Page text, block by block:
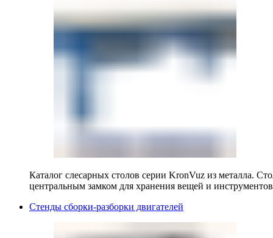
Каталог слесарных столов серии KronVuz из металла.
центральным замком для хранения вещей и
Стенды сборки-разборки двигателей